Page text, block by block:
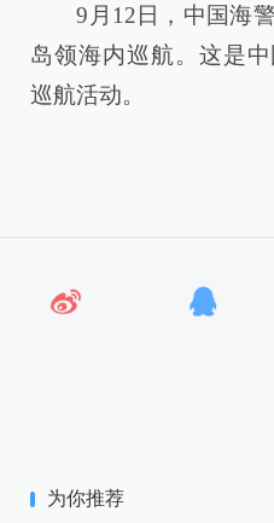
9月12日，中国海
岛领海内巡航。这是
巡航活动。
为你推荐